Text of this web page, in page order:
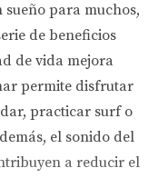
para muchos,
de beneficios
de vida mejora
permite disfrutar
practicar surf o
el sonido del
a reducir el